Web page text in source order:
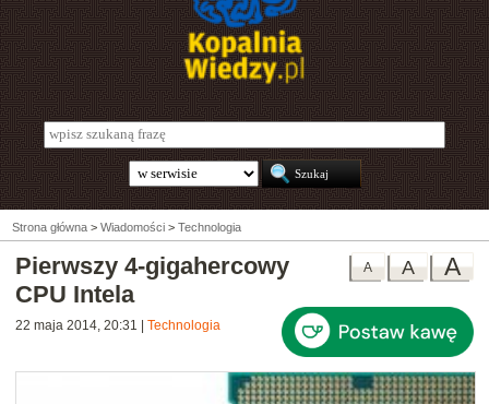
Strona główna > Wiadomości > Technologia
A
A
A
Pierwszy 4-gigahercowy
CPU Intela
22 maja 2014, 20:31 Technologia